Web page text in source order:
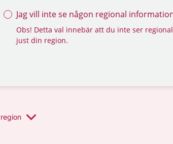
Jag vill inte se någon regional
Obs! Detta val innebär att du inte ser
just din region.
region